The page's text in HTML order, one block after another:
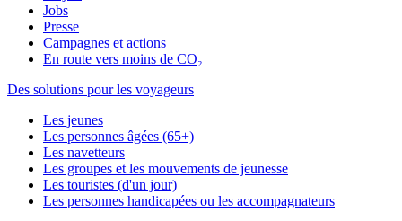
Jobs
Presse
Campagnes et actions
En route vers moins de CO₂
Des solutions pour les voyageurs
Les jeunes
Les personnes âgées (65+)
Les navetteurs
Les groupes et les mouvements de jeunesse
Les touristes (d'un jour)
Les personnes handicapées ou les accompagnateurs